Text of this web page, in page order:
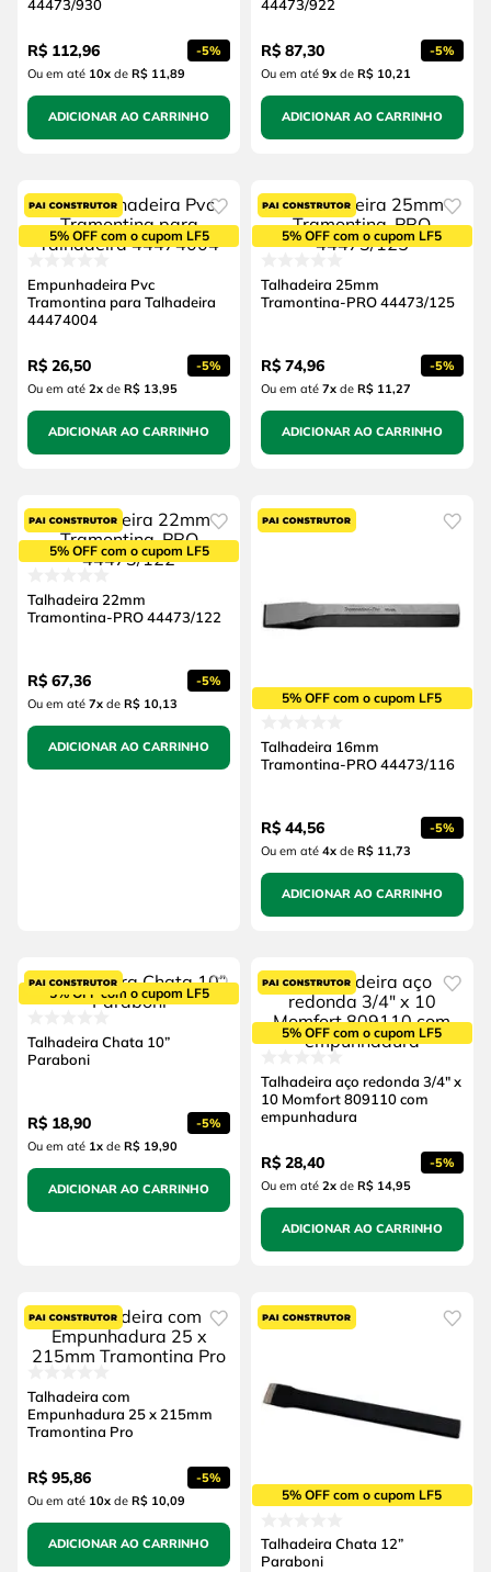
44473/930
R$ 112,96 -5%
Ou em até 10xde R$ 11,89
ADICIONAR AO CARRINHO
44473/922
R$ 87,30 -5%
Ou em até 9xde R$ 10,21
ADICIONAR AO CARRINHO
5% OFF com o cupom LF5
Empunhadeira Pvc
Tramontina para Talhadeira
44474004
R$ 26,50 -5%
Ou em até 2xde R$ 13,95
ADICIONAR AO CARRINHO
5% OFF com o cupom LF5
Talhadeira 25mm
Tramontina-PRO 44473/125
R$ 74,96 -5%
Ou em até 7xde R$ 11,27
ADICIONAR AO CARRINHO
5% OFF com o cupom LF5
Talhadeira 22mm
Tramontina-PRO 44473/122
R$ 67,36 -5%
Ou em até 7xde R$ 10,13
ADICIONAR AO CARRINHO
5% OFF com o cupom LF5
Talhadeira 16mm
Tramontina-PRO 44473/116
R$ 44,56 -5%
Ou em até 4xde R$ 11,73
ADICIONAR AO CARRINHO
5% OFF com o cupom LF5
Talhadeira Chata 10”
Paraboni
R$ 18,90 -5%
Ou em até 1xde R$ 19,90
ADICIONAR AO CARRINHO
5% OFF com o cupom LF5
Talhadeira aço redonda 3/4" x
10 Momfort 809110 com
empunhadura
R$ 28,40 -5%
Ou em até 2xde R$ 14,95
ADICIONAR AO CARRINHO
Talhadeira com
Empunhadura 25 x 215mm
Tramontina Pro
R$ 95,86 -5%
Ou em até 10xde R$ 10,09
ADICIONAR AO CARRINHO
5% OFF com o cupom LF5
Talhadeira Chata 12”
Paraboni